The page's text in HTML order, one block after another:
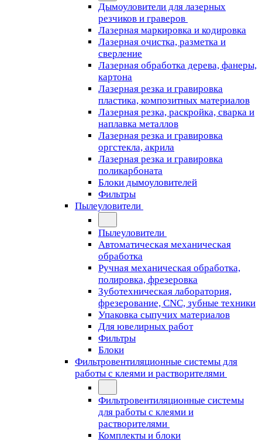
Дымоуловители для лазерных
резчиков и граверов
Лазерная маркировка и кодировка
Лазерная очистка, разметка и
сверление
Лазерная обработка дерева, фанеры,
картона
Лазерная резка и гравировка
пластика, композитных материалов
Лазерная резка, раскройка, сварка и
наплавка металлов
Лазерная резка и гравировка
оргстекла, акрила
Лазерная резка и гравировка
поликарбоната
Блоки дымоуловителей
Фильтры
Пылеуловители
Пылеуловители
Автоматическая механическая
обработка
Ручная механическая обработка,
полировка, фрезеровка
Зуботехническая лаборатория,
фрезерование, CNC, зубные техники
Упаковка сыпучих материалов
Для ювелирных работ
Фильтры
Блоки
Фильтровентиляционные системы для
работы с клеями и растворителями
Фильтровентиляционные системы
для работы с клеями и
растворителями
Комплекты и блоки